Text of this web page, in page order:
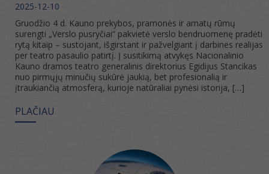
2025-12-10
Gruodžio 4 d. Kauno prekybos, pramonės ir amatų rūmų
surengti „Verslo pusryčiai“ pakvietė verslo bendruomenę pradėti
rytą kitaip – sustojant, išgirstant ir pažvelgiant į darbines realijas
per teatro pasaulio patirtį. Į susitikimą atvykęs Nacionalinio
Kauno dramos teatro generalinis direktorius Egidijus Stancikas
nuo pirmųjų minučių sukūrė jaukią, bet profesionalią ir
įtraukiančią atmosferą, kurioje natūraliai pynėsi istorija, […]
PLAČIAU